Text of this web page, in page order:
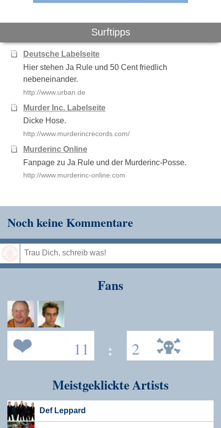
Surftipps
Deutsche Labelseite
Hier stehen Ja Rule und 50 Cent friedlich
nebeneinander.
http://www.urban.de
Murder Inc. Labelseite
Dicke Hose.
http://www.murderincrecords.com/
Murderinc Online
Fanpage zu Ja Rule und der Murderinc-Posse.
http://www.murderinc-online.com
Noch keine Kommentare
Fans
11 : 2
Meistgeklickte Artists
Def Leppard